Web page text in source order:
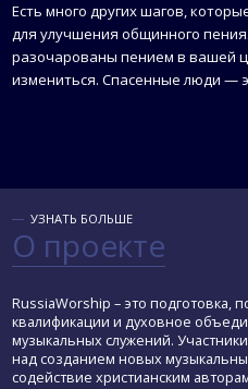
Есть много других шагов,
для улучшения общинного
разочарованы пением в вашей
измениться. Спасенные люди —
УЗНАТЬ БОЛЬШЕ
О проекте
RussiaWorship – это подготовка,
квалификации и духовное
музыкальных служений.
над созданием новых
содействие христианским